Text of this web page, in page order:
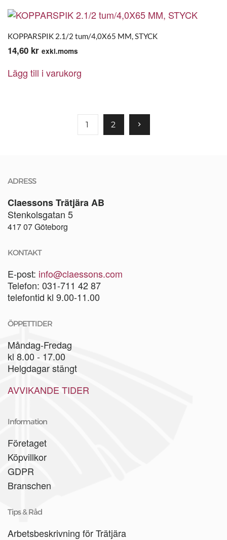
KOPPARSPIK 2.1/2 tum/4,0X65 MM, STYCK
14,60 kr exkl.moms
Lägg till i varukorg
1 2
ADRESS
Claessons Trätjära AB
Stenkolsgatan 5
417 07 Göteborg
KONTAKT
E-post: info@claessons.com
Telefon: 031-711 42 87
telefontid kl 9.00-11.00
ÖPPETTIDER
Måndag-Fredag
kl 8.00 - 17.00
Helgdagar stängt
AVVIKANDE TIDER
Information
Företaget
Köpvillkor
GDPR
Branschen
Tips & Råd
Arbetsbeskrivning för Trätjära